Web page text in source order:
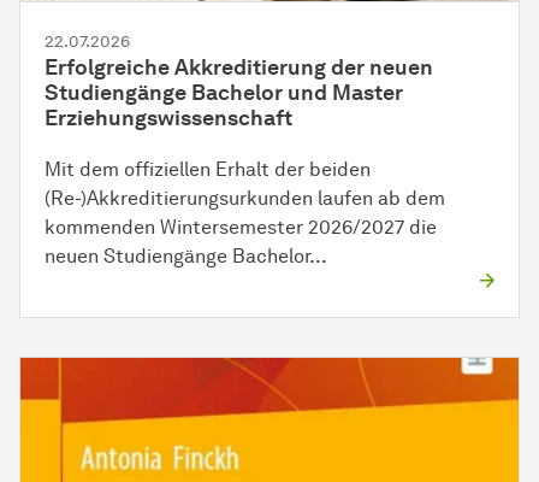
22.07.2026
Erfolgreiche Akkreditierung der neuen
Studiengänge Bachelor und Master
Erziehungswissenschaft
Mit dem offiziellen Erhalt der beiden
(Re-)Akkreditierungsurkunden laufen ab dem
kommenden Wintersemester 2026/2027 die
neuen Studiengänge Bachelor…